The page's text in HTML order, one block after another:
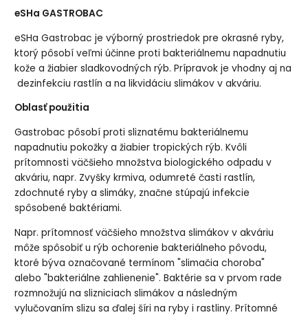
eSHa GASTROBAC
eSHa Gastrobac je výborný prostriedok pre okrasné ryby,
ktorý pôsobí veľmi účinne proti bakteriálnemu napadnutiu
kože a žiabier sladkovodných rýb. Prípravok je vhodny aj na
dezinfekciu rastlín a na likvidáciu slimákov v akváriu.
Oblasť použitia
Gastrobac pôsobí proti sliznatému bakteriálnemu
napadnutiu pokožky a žiabier tropických rýb. Kvôli
prítomnosti väčšieho množstva biologického odpadu v
akváriu, napr. Zvyšky krmiva, odumreté časti rastlín,
zdochnuté ryby a slimáky, značne stúpajú infekcie
spôsobené baktériami.
Napr. prítomnosť väčšieho množstva slimákov v akváriu
môže spôsobiť u rýb ochorenie bakteriálneho pôvodu,
ktoré býva označované termínom "slimačia choroba"
alebo "bakteriálne zahlienenie". Baktérie sa v prvom rade
rozmnožujú na slizniciach slimákov a následným
vylučovaním slizu sa ďalej šíri na ryby i rastliny. Prítomné